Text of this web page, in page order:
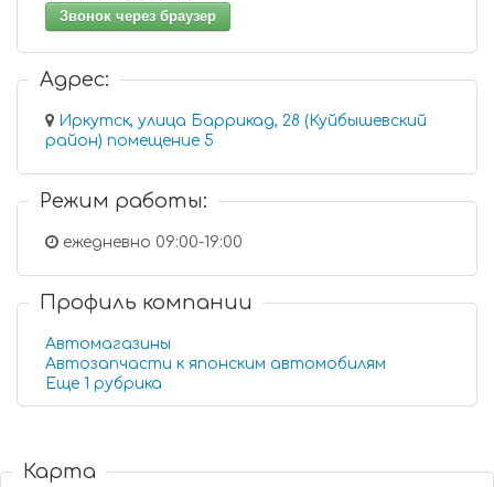
Звонок через браузер
Адрес:
Иркутск, улица Баррикад, 28 (Куйбышевский
район) помещение 5
Режим работы:
ежедневно 09:00-19:00
Профиль компании
Автомагазины
Автозапчасти к японским автомобилям
Еще 1 рубрика
Карта